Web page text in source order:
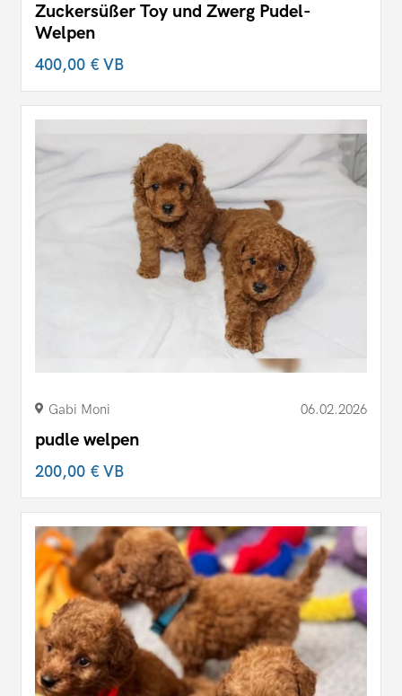
Zuckersüßer Toy und Zwerg Pudel-
Welpen
400,00 €VB
Gabi Moni 06.02.2026
pudle welpen
200,00 €VB